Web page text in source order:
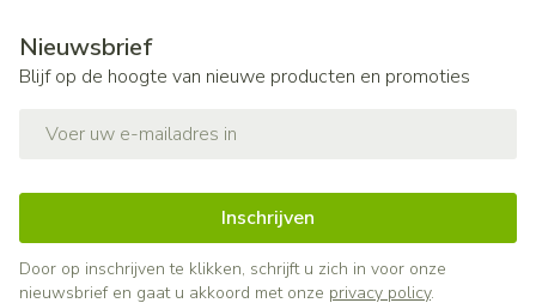
Nieuwsbrief
Blijf op de hoogte van nieuwe producten en promoties
Inschrijven
Door op inschrijven te klikken, schrijft u zich in voor onze
nieuwsbrief en gaat u akkoord met onze privacy policy.